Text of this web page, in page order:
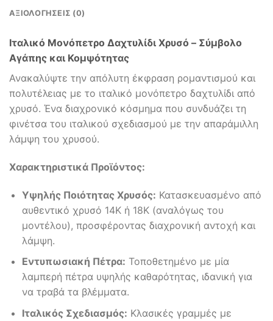
ΑΞΙΟΛΟΓΉΣΕΙΣ (0)
Ιταλικό Μονόπετρο Δαχτυλίδι Χρυσό – Σύμβολο
Αγάπης και Κομψότητας
Ανακαλύψτε την απόλυτη έκφραση ρομαντισμού και
πολυτέλειας με το ιταλικό μονόπετρο δαχτυλίδι από
χρυσό. Ένα διαχρονικό κόσμημα που συνδυάζει τη
φινέτσα του ιταλικού σχεδιασμού με την απαράμιλλη
λάμψη του χρυσού.
Χαρακτηριστικά Προϊόντος:
Υψηλής Ποιότητας Χρυσός: Κατασκευασμένο από
αυθεντικό χρυσό 14Κ ή 18Κ (αναλόγως του
μοντέλου), προσφέροντας διαχρονική αντοχή και
λάμψη.
Εντυπωσιακή Πέτρα: Τοποθετημένο με μία
λαμπερή πέτρα υψηλής καθαρότητας, ιδανική για
να τραβά τα βλέμματα.
Ιταλικός Σχεδιασμός: Κλασικές γραμμές με